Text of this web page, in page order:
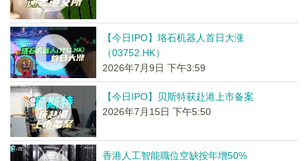
【今日IPO】珞石机器人首日大涨
（03752.HK）
2026年7月9日 下午3:59
【今日IPO】贝斯特获赴港上市备案
2026年7月15日 下午5:50
香港人工智能職位空缺按年增50%